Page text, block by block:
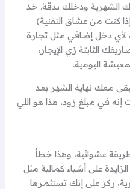
الشهرية ودخلك بدقة. خذ
كنت من عشاق التقنية)
لأي دخل إضافي مثل تجارة
الثابتة زي الإيجار،
اليومية.
معك نهاية الشهر بعد
إنه في مبلغ زود، هذا هو اللي
عشوائية، وهذا خطأ
على أشياء كمالية مثل
ركز على إنك تستثمرها